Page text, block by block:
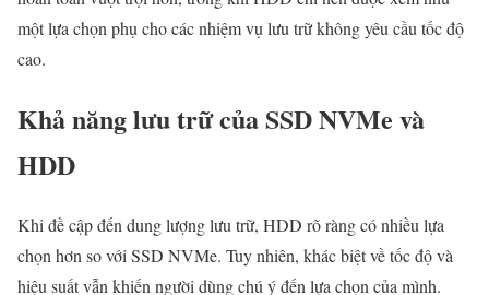
một lựa chọn phụ cho các nhiệm vụ lưu trữ không yêu cầu tốc độ
cao.
Khả năng lưu trữ của SSD NVMe và
HDD
Khi đề cập đến dung lượng lưu trữ, HDD rõ ràng có nhiều lựa
chọn hơn so với SSD NVMe. Tuy nhiên, khác biệt về tốc độ và
hiệu suất vẫn khiến người dùng chú ý đến lựa chọn của mình.